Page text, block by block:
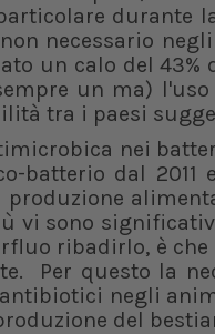
durante
necessario
un calo del 43%
un ma)
tra i paesi
nei
batterio dal
vi sono
ribadirlo, è
Per questo la
negli
del